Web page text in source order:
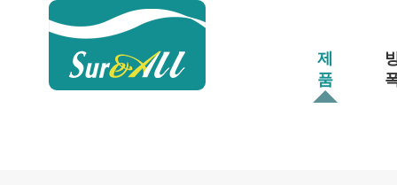
제
품